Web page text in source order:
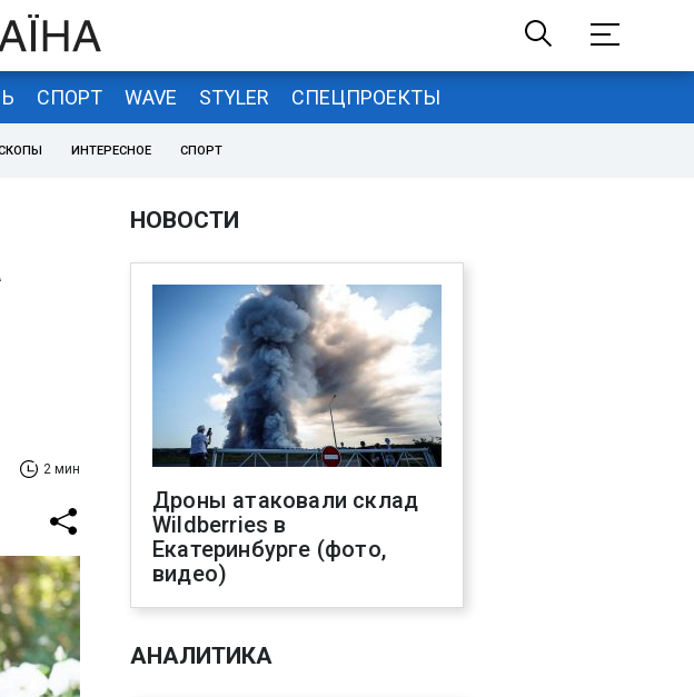
СПОРТ WAVE STYLER СПЕЦПРОЕКТЫ
ИНТЕРЕСНОЕ СПОРТ
2 мин
НОВОСТИ
Дроны атаковали склад
Wildberries в
Екатеринбурге (фото,
видео)
АНАЛИТИКА